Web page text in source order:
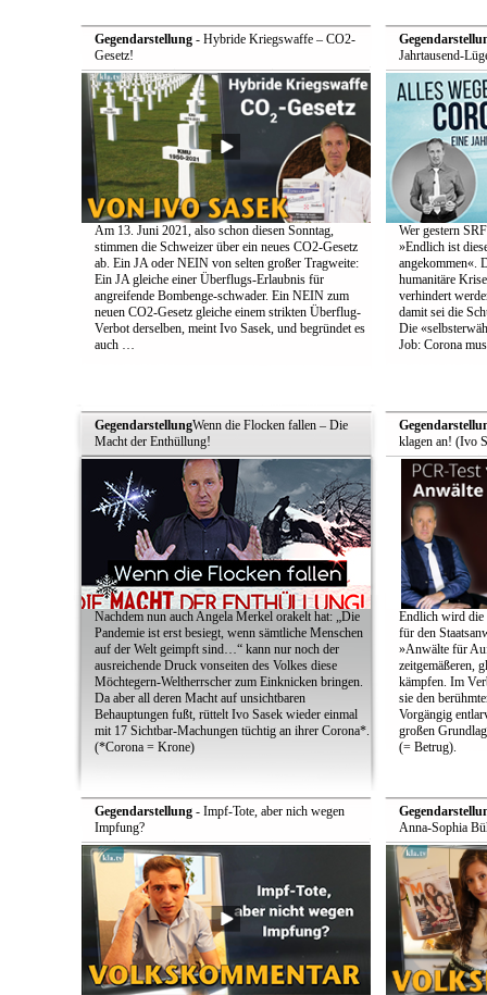
Gegendarstellung- Hybride Kriegswaffe – CO2-
Gesetz!
Am 13. Juni 2021, also schon diesen Sonntag,
stimmen die Schweizer über ein neues CO2-Gesetz
ab. Ein JA oder NEIN von selten großer Tragweite:
Ein JA gleiche einer Überflugs-Erlaubnis für
angreifende Bombenge-schwader. Ein NEIN zum
neuen CO2-Gesetz gleiche einem strikten Überflug-
Verbot derselben, meint Ivo Sasek, und begründet es
auch …
Jahrtausend-
Wer gestern
»Endlich ist
angekommen«.
humanitäre
verhindert
damit sei die
Die
Job: Corona
GegendarstellungWenn die Flocken fallen – Die
Macht der Enthüllung!
Nachdem nun auch Angela Merkel orakelt hat: „Die
Pandemie ist erst besiegt, wenn sämtliche Menschen
auf der Welt geimpft sind…“ kann nur noch der
ausreichende Druck vonseiten des Volkes diese
Möchtegern-Weltherrscher zum Einknicken bringen.
Da aber all deren Macht auf unsichtbaren
Behauptungen fußt, rüttelt Ivo Sasek wieder einmal
mit 17 Sichtbar-Machungen tüchtig an ihrer Corona*.
(*Corona = Krone)
klagen an! (Ivo
Endlich wird die
für den
»Anwälte für
zeitgemäßeren,
kämpfen. Im
sie den
Vorgängig
großen
(= Betrug).
Gegendarstellung- Impf-Tote, aber nich wegen
Impfung?
Anna-Sophia